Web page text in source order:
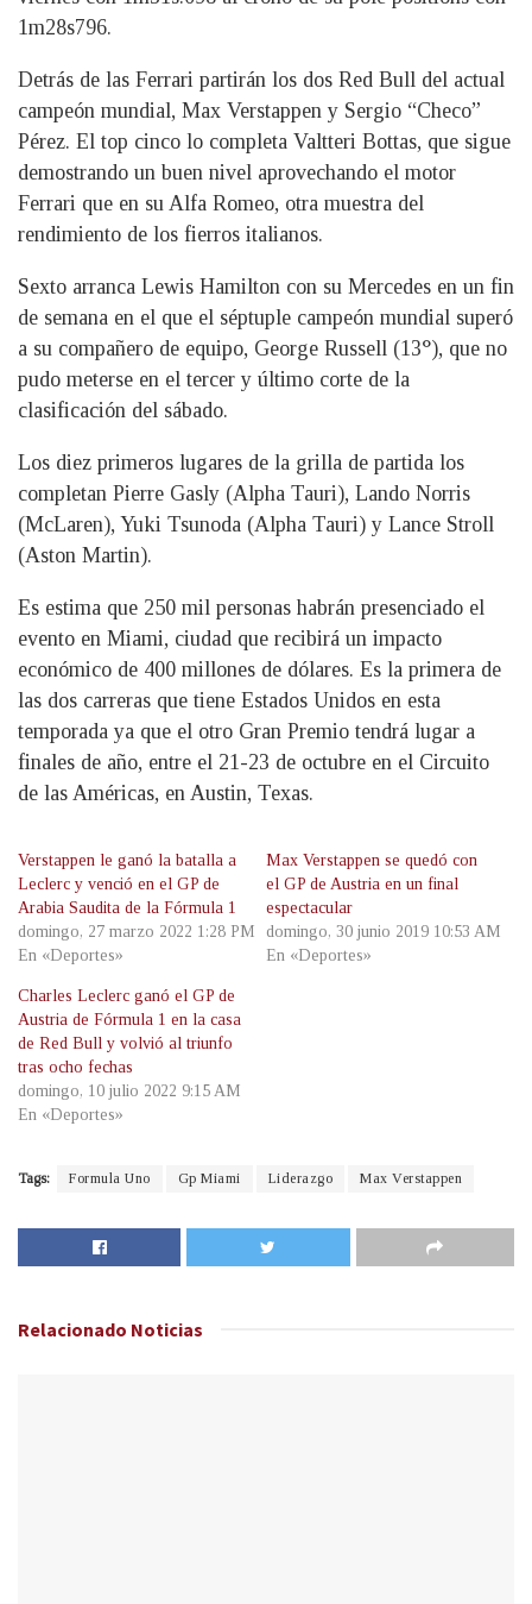
1m28s796.
Detrás de las Ferrari partirán los dos Red Bull del actual
campeón mundial, Max Verstappen y Sergio “Checo”
Pérez. El top cinco lo completa Valtteri Bottas, que sigue
demostrando un buen nivel aprovechando el motor
Ferrari que en su Alfa Romeo, otra muestra del
rendimiento de los fierros italianos.
Sexto arranca Lewis Hamilton con su Mercedes en un fin
de semana en el que el séptuple campeón mundial superó
a su compañero de equipo, George Russell (13°), que no
pudo meterse en el tercer y último corte de la
clasificación del sábado.
Los diez primeros lugares de la grilla de partida los
completan Pierre Gasly (Alpha Tauri), Lando Norris
(McLaren), Yuki Tsunoda (Alpha Tauri) y Lance Stroll
(Aston Martin).
Es estima que 250 mil personas habrán presenciado el
evento en Miami, ciudad que recibirá un impacto
económico de 400 millones de dólares. Es la primera de
las dos carreras que tiene Estados Unidos en esta
temporada ya que el otro Gran Premio tendrá lugar a
finales de año, entre el 21-23 de octubre en el Circuito
de las Américas, en Austin, Texas.
Verstappen le ganó la batalla a
Leclerc y venció en el GP de
Arabia Saudita de la Fórmula 1
domingo, 27 marzo 2022 1:28 PM
En «Deportes»
Max Verstappen se quedó con
el GP de Austria en un final
espectacular
domingo, 30 junio 2019 10:53 AM
En «Deportes»
Charles Leclerc ganó el GP de
Austria de Fórmula 1 en la casa
de Red Bull y volvió al triunfo
tras ocho fechas
domingo, 10 julio 2022 9:15 AM
En «Deportes»
Tags: Formula Uno Gp Miami Liderazgo Max Verstappen
Relacionado Noticias